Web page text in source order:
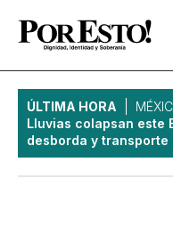
ÚLTIMA HORA
Lluvias colapsan este
desborda y